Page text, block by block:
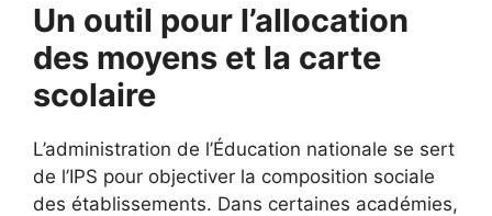
Un outil pour l’allocation
des moyens et la carte
scolaire
L’administration de l’Éducation nationale se sert
de l’IPS pour objectiver la composition sociale
des établissements. Dans certaines académies,